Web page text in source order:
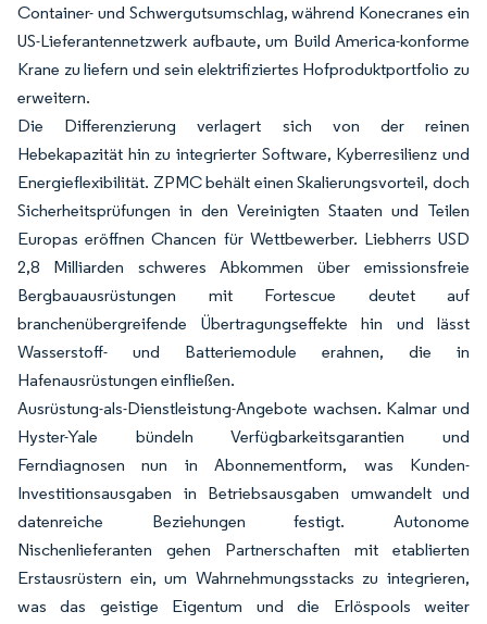
Container- und Schwergutsumschlag, während Konecranes ein
US-Lieferantennetzwerk aufbaute, um Build America-konforme
Krane zu liefern und sein elektrifiziertes Hofproduktportfolio zu
erweitern.
Die Differenzierung verlagert sich von der reinen
Hebekapazität hin zu integrierter Software, Kyberresilienz und
Energieflexibilität. ZPMC behält einen Skalierungsvorteil, doch
Sicherheitsprüfungen in den Vereinigten Staaten und Teilen
Europas eröffnen Chancen für Wettbewerber. Liebherrs USD
2,8 Milliarden schweres Abkommen über emissionsfreie
Bergbauausrüstungen mit Fortescue deutet auf
branchenübergreifende Übertragungseffekte hin und lässt
Wasserstoff- und Batteriemodule erahnen, die in
Hafenausrüstungen einfließen.
Ausrüstung-als-Dienstleistung-Angebote wachsen. Kalmar und
Hyster-Yale bündeln Verfügbarkeitsgarantien und
Ferndiagnosen nun in Abonnementform, was Kunden-
Investitionsausgaben in Betriebsausgaben umwandelt und
datenreiche Beziehungen festigt. Autonome
Nischenlieferanten gehen Partnerschaften mit etablierten
Erstausrüstern ein, um Wahrnehmungsstacks zu integrieren,
was das geistige Eigentum und die Erlöspools weiter